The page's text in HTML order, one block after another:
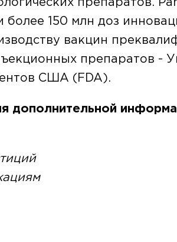
препаратов.
150 млн доз
вакцин
препаратов -
США (FDA).
дополнительной